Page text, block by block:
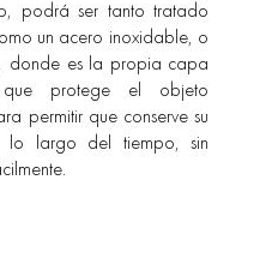
podrá ser tanto tratado
un acero inoxidable, o
donde es la propia capa
protege el objeto
permitir que conserve su
lo largo del tiempo, sin